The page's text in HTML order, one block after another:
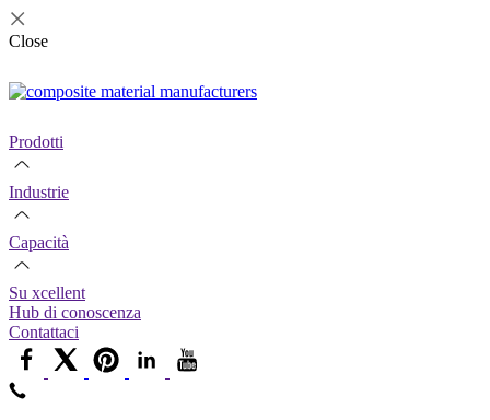
Close
Prodotti
Industrie
Capacità
Su xcellent
Hub di conoscenza
Contattaci